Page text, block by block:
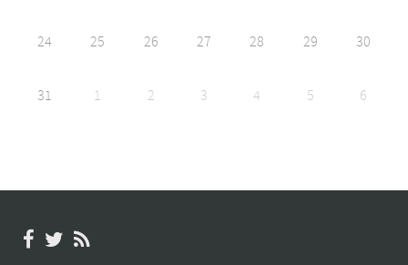
24 25 26 27 28 29 30
31 1 2 3 4 5 6